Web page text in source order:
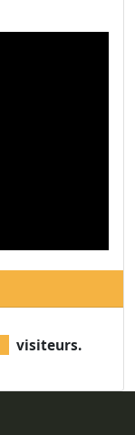
visiteurs.